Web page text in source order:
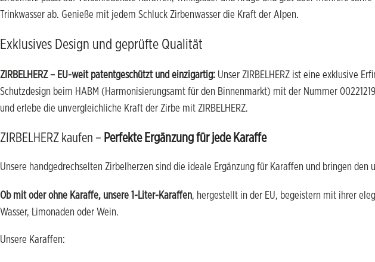
Trinkwasser ab. Genieße mit jedem Schluck Zirbenwasser die Kraft der Alpen.
Exklusives Design und geprüfte Qualität
ZIRBELHERZ – EU-weit patentgeschützt und einzigartig: Unser ZIRBELHERZ ist eine exklusive
Schutzdesign beim HABM (Harmonisierungsamt für den Binnenmarkt) mit der Nummer
und erlebe die unvergleichliche Kraft der Zirbe mit ZIRBELHERZ.
ZIRBELHERZ kaufen – Perfekte Ergänzung für jede Karaffe
Unsere handgedrechselten Zirbelherzen sind die ideale Ergänzung für Karaffen und bringen den
Ob mit oder ohne Karaffe, unsere 1-Liter-Karaffen, hergestellt in der EU, begeistern mit ihrer
Wasser, Limonaden oder Wein.
Unsere Karaffen: